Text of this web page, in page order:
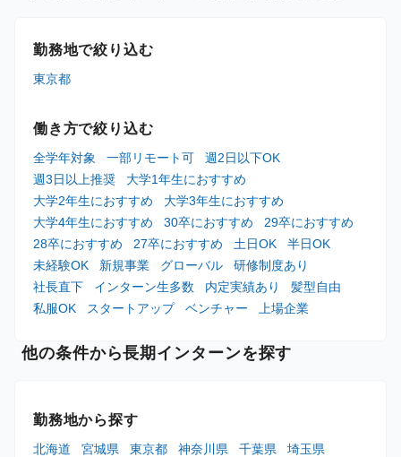
勤務地で絞り込む
東京都
働き方で絞り込む
全学年対象 一部リモート可
週2日以下OK
週3日以上推奨
大学1年生におすすめ
大学2年生におすすめ
大学3年生におすすめ
大学4年生におすすめ
30卒におすすめ
29卒におすすめ
28卒におすすめ
27卒におすすめ 土日OK
半日OK
未経験OK
新規事業 グローバル
研修制度あり
社長直下
インターン生多数 内定実績あり
髪型自由
私服OK
スタートアップ ベンチャー 上場企業
他の条件から長期インターンを探す
勤務地から探す
北海道 宮城県 東京都 神奈川県 千葉県
埼玉県